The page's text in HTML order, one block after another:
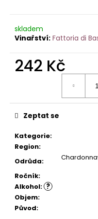
skladem
Fattoria di
242 Kč
Kategorie:
Region:
Odrůda:
Ročník:
?
Alkohol:
Objem:
Původ:
Zeptat se
o
p
o
u
j
e
e
PRIMITIVO
DI
MANDURIA
SANGAETANO
DOP.
349